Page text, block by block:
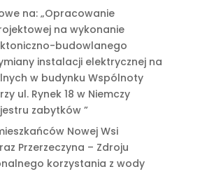
na: „Opracowanie
na wykonanie
budowlanego
instalacji elektrycznej na
w budynku Wspólnoty
ul. Rynek 18 w Niemczy
zabytków ”
Nowej Wsi
Przerzeczyna – Zdroju
korzystania z wody